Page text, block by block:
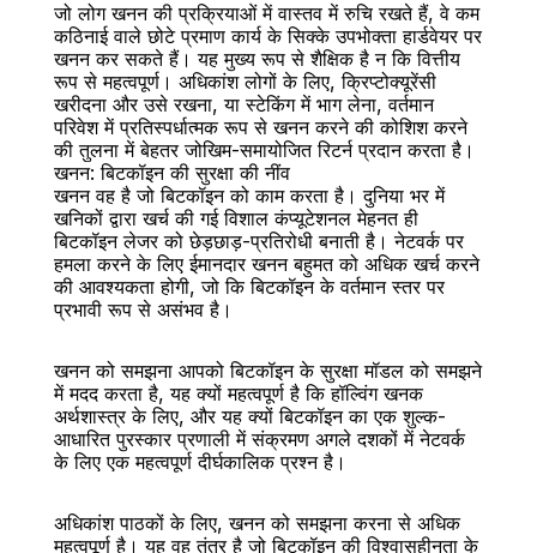
जो लोग खनन की प्रक्रियाओं में वास्तव में रुचि रखते हैं, वे कम
कठिनाई वाले छोटे प्रमाण कार्य के सिक्के उपभोक्ता हार्डवेयर पर
खनन कर सकते हैं। यह मुख्य रूप से शैक्षिक है न कि वित्तीय
रूप से महत्वपूर्ण। अधिकांश लोगों के लिए, क्रिप्टोक्यूरेंसी
खरीदना और उसे रखना, या स्टेकिंग में भाग लेना, वर्तमान
परिवेश में प्रतिस्पर्धात्मक रूप से खनन करने की कोशिश करने
की तुलना में बेहतर जोखिम-समायोजित रिटर्न प्रदान करता है।
खनन: बिटकॉइन की सुरक्षा की नींव
खनन वह है जो बिटकॉइन को काम करता है। दुनिया भर में
खनिकों द्वारा खर्च की गई विशाल कंप्यूटेशनल मेहनत ही
बिटकॉइन लेजर को छेड़छाड़-प्रतिरोधी बनाती है। नेटवर्क पर
हमला करने के लिए ईमानदार खनन बहुमत को अधिक खर्च करने
की आवश्यकता होगी, जो कि बिटकॉइन के वर्तमान स्तर पर
प्रभावी रूप से असंभव है।
खनन को समझना आपको बिटकॉइन के सुरक्षा मॉडल को समझने
में मदद करता है, यह क्यों महत्वपूर्ण है कि हॉल्विंग खनक
अर्थशास्त्र के लिए, और यह क्यों बिटकॉइन का एक शुल्क-
आधारित पुरस्कार प्रणाली में संक्रमण अगले दशकों में नेटवर्क
के लिए एक महत्वपूर्ण दीर्घकालिक प्रश्न है।
अधिकांश पाठकों के लिए, खनन को समझना करना से अधिक
महत्वपूर्ण है। यह वह तंत्र है जो बिटकॉइन की विश्वासहीनता के